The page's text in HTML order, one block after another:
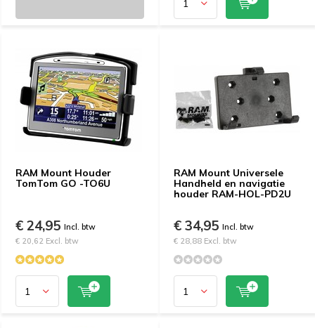
RAM Mount Houder
TomTom GO -TO6U
€ 24,95 Incl. btw
€ 20,62 Excl. btw
RAM Mount Universele
Handheld en navigatie
houder RAM-HOL-PD2U
€ 34,95 Incl. btw
€ 28,88 Excl. btw